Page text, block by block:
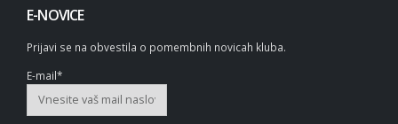
E-NOVICE
Prijavi se na obvestila o pomembnih novicah kluba.
E-mail*